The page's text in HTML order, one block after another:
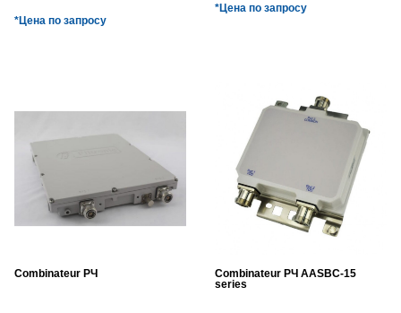
*Цена по запросу
*Цена по запросу
Combinateur РЧ
Combinateur РЧ AASBC-15
series